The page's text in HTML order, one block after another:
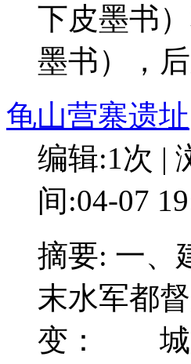
下皮墨书
墨书），
龟山营寨遗址
编辑:1次 |
间:04-07
摘要: 一、
末水军都
变： 城成